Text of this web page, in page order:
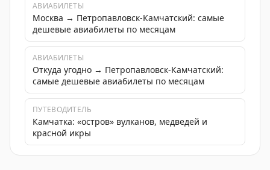
АВИАБИЛЕТЫ
Москва → Петропавловск-Камчатский: самые
дешевые авиабилеты по месяцам
АВИАБИЛЕТЫ
Откуда угодно → Петропавловск-Камчатский:
самые дешевые авиабилеты по месяцам
ПУТЕВОДИТЕЛЬ
Камчатка: «‎остров‎‎»‎ вулканов, медведей и
красной икры